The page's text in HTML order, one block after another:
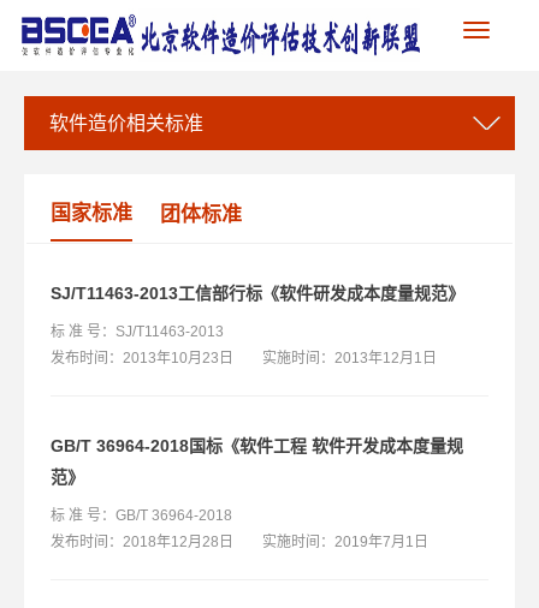
Toggle
navigation
软件造价相关标准
国家标准 团体标准
SJ/T11463-2013工信部行标《软件研发成本度量规范》
标 准 号：SJ/T11463-2013
发布时间：2013年10月23日 实施时间：2013年12月1日
GB/T 36964-2018国标《软件工程 软件开发成本度量规
范》
标 准 号：GB/T 36964-2018
发布时间：2018年12月28日 实施时间：2019年7月1日